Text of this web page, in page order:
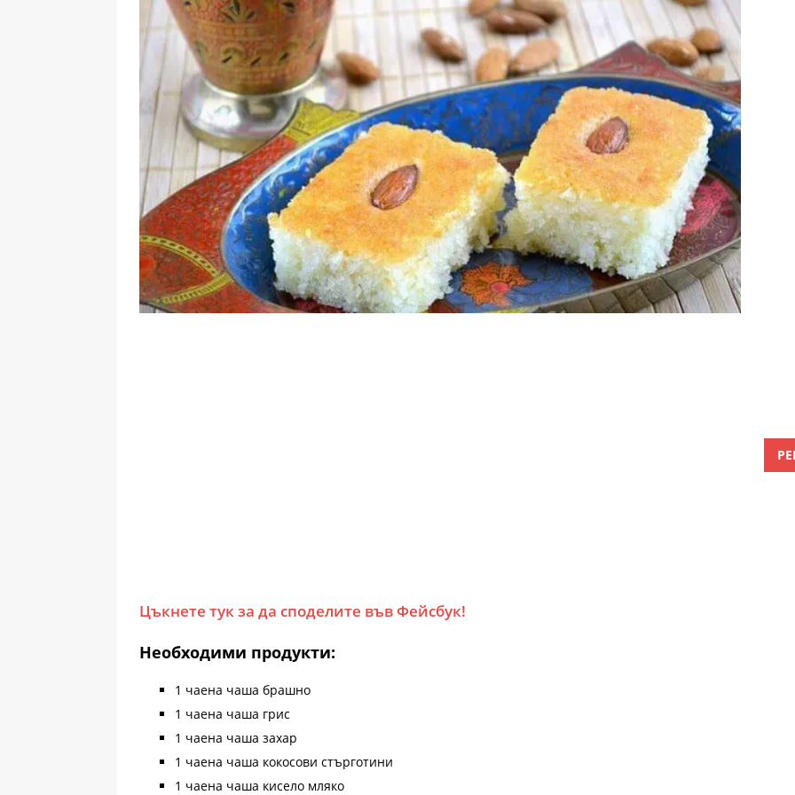
Цъкнете тук за да споделите във Фейсбук!
Необходими продукти:
1 чаена чаша брашно
1 чаена чаша грис
1 чаена чаша захар
1 чаена чаша кокосови стърготини
1 чаена чаша кисело мляко